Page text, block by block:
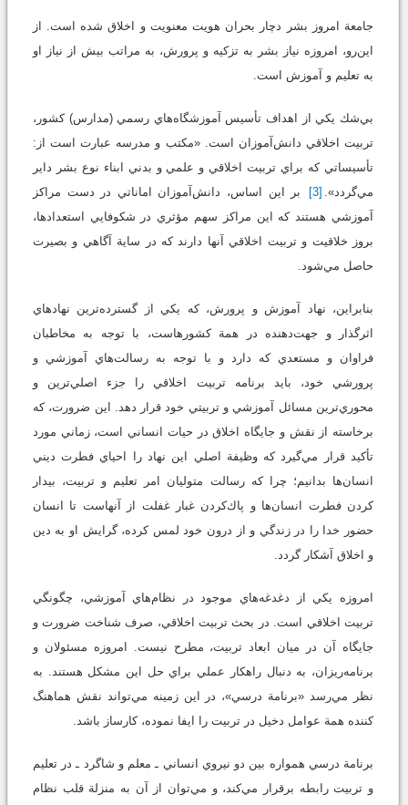
جامعة امروز بشر دچار بحران هويت معنويت و اخلاق شده است. از
اين‌رو، امروزه نياز بشر به تزكيه و پرورش، به مراتب بيش از نياز او
به تعليم و آموزش است.
بي‌شك يكي از اهداف تأسيس آموزشگاه‌هاي رسمي (مدارس) كشور،
تربيت اخلاقي دانش‌آموزان است. «مكتب و مدرسه عبارت است از:
تأسيساتي كه براي تربيت اخلاقي و علمي و بدني ابناء نوع بشر داير
مي‌گردد». [3]
بر اين اساس، دانش‌آموزان اماناتي در دست مراكز
آموزشي هستند كه اين مراكز سهم مؤثري در شكوفايي استعدادها،
بروز خلاقيت و تربيت اخلاقي آنها دارند كه در ساية آگاهي و بصيرت
حاصل مي‌شود.
بنابراين، نهاد آموزش و پرورش، كه يكي از گسترده‌ترين نهاد‌هاي
اثرگذار و جهت‌دهنده در همة كشورهاست، با توجه به مخاطبان
فراوان و مستعدي كه دارد و با توجه به رسالت‌هاي آموزشي و
پرورشي خود، بايد برنامه تربيت اخلاقي را جزء اصلي‌ترين و
محوري‌ترين مسائل آموزشي ‌و تربيتي خود قرار دهد. اين ضرورت، كه
برخاسته از نقش و جايگاه اخلاق در حيات انساني است، زماني مورد
تأكيد قرار مي‌گيرد كه وظيفة اصلي اين نهاد را احياي فطرت ديني
انسان‌ها بدانيم؛ چرا كه رسالت متوليان امر تعليم و تربيت، بيدار
كردن فطرت انسان‌ها و پاك‌كردن غبار غفلت از آنهاست تا انسان
حضور خدا را در زندگي و از درون خود لمس كرده، گرايش او به دين
و اخلاق آشكار گردد.
امروزه يكي از دغدغه‌هاي موجود در نظام‌هاي آموزشي، چگونگي
تربيت اخلاقي است. در بحث تربيت اخلاقي، صرف شناخت ضرورت و
جايگاه آن در ميان ابعاد تربيت، مطرح نيست. امروزه مسئولان و
برنامه‌ريزان، به دنبال راهكار عملي براي حل اين مشكل هستند. به
نظر مي‌رسد «برنامة درسي»، در اين زمينه مي‌تواند نقش هماهنگ
كننده همة عوامل دخيل در تربيت را ايفا نموده، كارساز باشد.
برنامة درسي همواره بين دو نيروي انساني ـ معلم و شاگرد ـ در تعليم
و تربيت رابطه برقرار مي‌كند، و مي‌توان از آن به منزلة قلب نظام